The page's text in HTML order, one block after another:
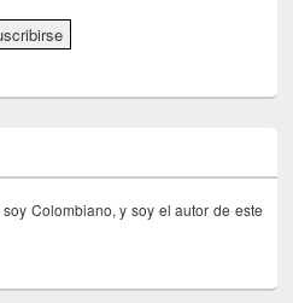
soy Colombiano, y soy el autor de este